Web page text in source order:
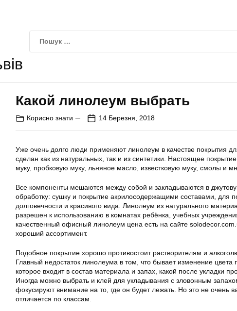
Какой линолеум выбрать
Корисно знати 14 Березня, 2018
Уже очень долго люди применяют линолеум в качестве покрытия
сделан как из натуральных, так и из синтетики. Настоящее
муку, пробковую муку, льняное масло, известковую муку, смолы и
Все компоненты мешаются между собой и закладываются в
обработку: сушку и покрытие акрилосодержащими составами, для
долговечности и красивого вида. Линолеум из натурального
разрешен к использованию в комнатах ребёнка, учебных
качественный офисный линолеум цена есть на сайте
хороший ассортимент.
Подобное покрытие хорошо противостоит растворителям и
Главный недостаток линолеума в том, что бывает изменение цвета
которое входит в состав материала и запах, какой после укладки
Иногда можно выбрать и клей для укладывания с зловонным
фокусируют внимание на то, где он будет лежать. Но это не очень
отличается по классам.